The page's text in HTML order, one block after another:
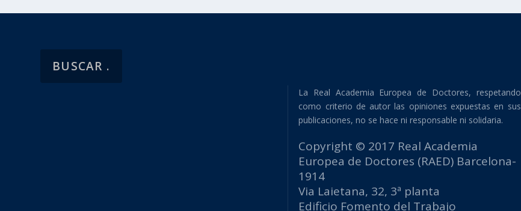
La Real Academia Europea de Doctores, respetando
como criterio de autor las opiniones expuestas en sus
publicaciones, no se hace ni responsable ni solidaria.
Copyright © 2017 Real Academia
Europea de Doctores (RAED) Barcelona-
1914
Via Laietana, 32, 3ª planta
Edificio Fomento del Trabajo